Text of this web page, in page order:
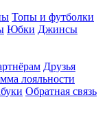
Топы и футболки
Юбки Джинсы
Друзья
лояльности
Обратная связь